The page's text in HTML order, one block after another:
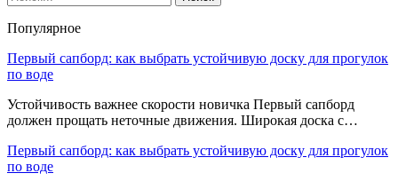
Популярное
Первый сапборд: как выбрать устойчивую доску для прогулок
по воде
Устойчивость важнее скорости новичка Первый сапборд
должен прощать неточные движения. Широкая доска с…
Первый сапборд: как выбрать устойчивую доску для прогулок
по воде